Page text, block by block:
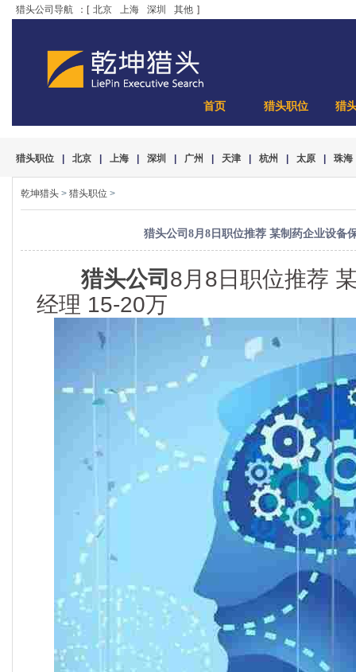
猎头公司导航 ：[ 北京 上海 深圳 其他 ]
首页 猎头职位 猎
猎头职位 北京 上海 深圳 广州 天津 杭州 太原 珠海
乾坤猎头 > 猎头职位 >
猎头公司8月8日职位推荐 某制药企业设备
猎头公司 8月8日职位推荐
经理 15-20万